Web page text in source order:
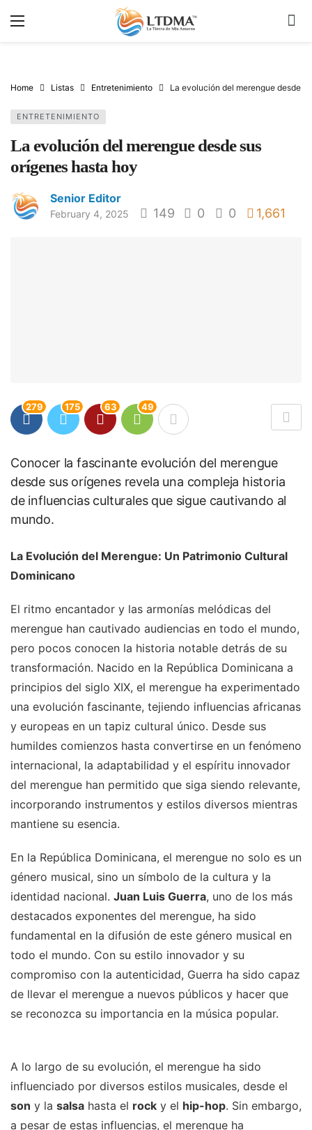
Home Listas Entretenimiento La evolución del merengue desde
ENTRETENIMIENTO
La evolución del merengue desde sus
orígenes hasta hoy
Senior Editor
February 4, 2025 149 0 0 1,661
279 175 63 49
Conocer la fascinante evolución del merengue
desde sus orígenes revela una compleja historia
de influencias culturales que sigue cautivando al
mundo.
La Evolución del Merengue: Un Patrimonio Cultural
Dominicano
El ritmo encantador y las armonías melódicas del
merengue han cautivado audiencias en todo el mundo,
pero pocos conocen la historia notable detrás de su
transformación. Nacido en la República Dominicana a
principios del siglo XIX, el merengue ha experimentado
una evolución fascinante, tejiendo influencias africanas
y europeas en un tapiz cultural único. Desde sus
humildes comienzos hasta convertirse en un fenómeno
internacional, la adaptabilidad y el espíritu innovador
del merengue han permitido que siga siendo relevante,
incorporando instrumentos y estilos diversos mientras
mantiene su esencia.
En la República Dominicana, el merengue no solo es un
género musical, sino un símbolo de la cultura y la
identidad nacional. Juan Luis Guerra, uno de los más
destacados exponentes del merengue, ha sido
fundamental en la difusión de este género musical en
todo el mundo. Con su estilo innovador y su
compromiso con la autenticidad, Guerra ha sido capaz
de llevar el merengue a nuevos públicos y hacer que
se reconozca su importancia en la música popular.
A lo largo de su evolución, el merengue ha sido
influenciado por diversos estilos musicales, desde el
son y la salsa hasta el rock y el hip-hop. Sin embargo,
a pesar de estas influencias, el merengue ha